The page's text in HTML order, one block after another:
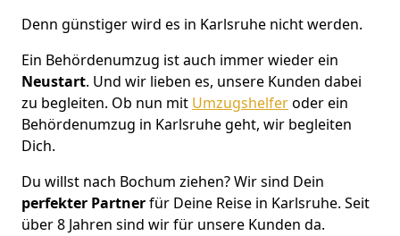
Denn günstiger wird es in Karlsruhe nicht werden.
Ein Behördenumzug ist auch immer wieder ein
Neustart. Und wir lieben es, unsere Kunden dabei
zu begleiten. Ob nun mit Umzugshelferoder ein
Behördenumzug in Karlsruhe geht, wir begleiten
Dich.
Du willst nach Bochum ziehen? Wir sind Dein
perfekter Partnerfür Deine Reise in Karlsruhe. Seit
über 8 Jahren sind wir für unsere Kunden da.